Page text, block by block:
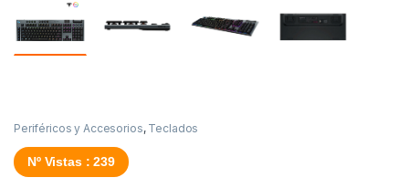
Periféricos y Accesorios, Teclados
Nº Vistas : 239